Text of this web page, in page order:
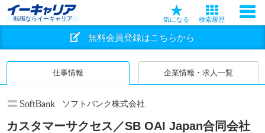
転職ならイーキャリア 気になる 検索履歴
無料会員登録はこちらから
仕事情報 企業情報・求人一覧
ソフトバンク株式会社
カスタマーサクセス／SB OAI Japan合同会社